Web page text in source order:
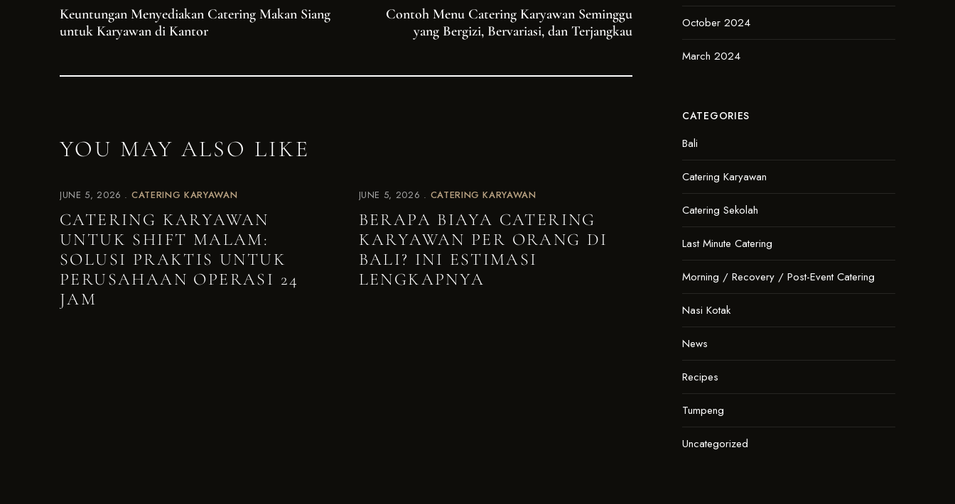
Keuntungan Menyediakan Catering Makan Siang
untuk Karyawan di Kantor
Contoh Menu Catering Karyawan Seminggu
yang Bergizi, Bervariasi, dan Terjangkau
YOU MAY ALSO LIKE
JUNE 5, 2026 CATERING KARYAWAN
CATERING KARYAWAN
UNTUK SHIFT MALAM:
SOLUSI PRAKTIS UNTUK
PERUSAHAAN OPERASI 24
JAM
JUNE 5, 2026 CATERING KARYAWAN
BERAPA BIAYA CATERING
KARYAWAN PER ORANG DI
BALI? INI ESTIMASI
LENGKAPNYA
October 2024
March 2024
CATEGORIES
Bali
Catering Karyawan
Catering Sekolah
Last Minute Catering
Morning / Recovery / Post-Event Catering
Nasi Kotak
News
Recipes
Tumpeng
Uncategorized